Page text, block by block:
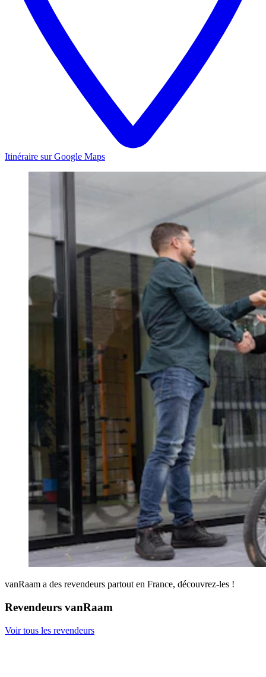
Itinéraire sur Google Maps
vanRaam a des revendeurs partout en France, découvrez-les !
Revendeurs vanRaam
Voir tous les revendeurs